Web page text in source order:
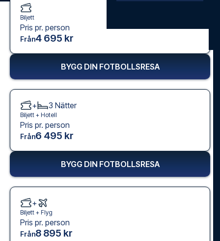
Biljett
Pris pr. person
Från4 695 kr
BYGG DIN FOTBOLLSRESA
+ 3 Nätter
Biljett + Hotell
Pris pr. person
Från6 495 kr
BYGG DIN FOTBOLLSRESA
+
Biljett + Flyg
Pris pr. person
Från8 895 kr